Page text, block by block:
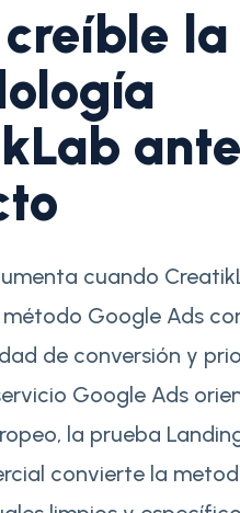
la
cuando
método Google Ads
de conversión y
Google Ads
la prueba
convierte la